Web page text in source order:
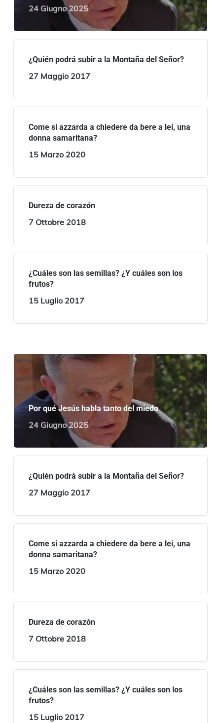
24 Giugno 2025
¿Quién podrá subir a la Montaña del Señor?
27 Maggio 2017
Come si azzarda a chiedere da bere a lei, una
donna samaritana?
15 Marzo 2020
Dureza de corazón
7 Ottobre 2018
¿Cuáles son las semillas? ¿Y cuáles son los
frutos?
15 Luglio 2017
Por qué Jesús habla tanto del miedo
24 Giugno 2025
¿Quién podrá subir a la Montaña del Señor?
27 Maggio 2017
Come si azzarda a chiedere da bere a lei, una
donna samaritana?
15 Marzo 2020
Dureza de corazón
7 Ottobre 2018
¿Cuáles son las semillas? ¿Y cuáles son los
frutos?
15 Luglio 2017